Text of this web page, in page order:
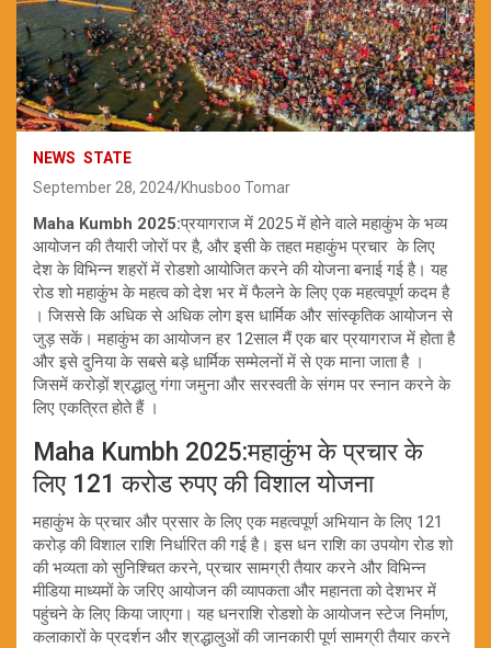
NEWS STATE
September 28, 2024 Khusboo Tomar
Maha Kumbh 2025:प्रयागराज में 2025 में होने वाले महाकुंभ के भव्य
आयोजन की तैयारी जोरों पर है, और इसी के तहत महाकुंभ प्रचार के लिए
देश के विभिन्न शहरों में रोडशो आयोजित करने की योजना बनाई गई है। यह
रोड शो महाकुंभ के महत्व को देश भर में फैलने के लिए एक महत्वपूर्ण कदम है
। जिससे कि अधिक से अधिक लोग इस धार्मिक और सांस्कृतिक आयोजन से
जुड़ सकें। महाकुंभ का आयोजन हर 12साल मैं एक बार प्रयागराज में होता है
और इसे दुनिया के सबसे बड़े धार्मिक सम्मेलनों में से एक माना जाता है ।
जिसमें करोड़ों श्रद्धालु गंगा जमुना और सरस्वती के संगम पर स्नान करने के
लिए एकत्रित होते हैं ।
Maha Kumbh 2025:महाकुंभ के प्रचार के
लिए 121 करोड रुपए की विशाल योजना
महाकुंभ के प्रचार और प्रसार के लिए एक महत्वपूर्ण अभियान के लिए 121
करोड़ की विशाल राशि निर्धारित की गई है। इस धन राशि का उपयोग रोड शो
की भव्यता को सुनिश्चित करने, प्रचार सामग्री तैयार करने और विभिन्न
मीडिया माध्यमों के जरिए आयोजन की व्यापकता और महानता को देशभर में
पहुंचने के लिए किया जाएगा। यह धनराशि रोडशो के आयोजन स्टेज निर्माण,
कलाकारों के प्रदर्शन और श्रद्धालुओं की जानकारी पूर्ण सामग्री तैयार करने